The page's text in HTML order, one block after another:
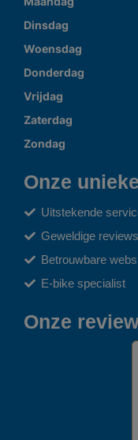
Dinsdag
Woensdag
Donderdag
Vrijdag
Zaterdag
Zondag
Onze
Uitstekende
Geweldige reviews
Betrouwbare
E-bike specialist
Onze